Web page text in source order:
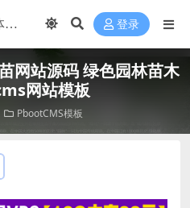
登录
网站源码 绿色园林苗木
网站模板
PbootCMS模板